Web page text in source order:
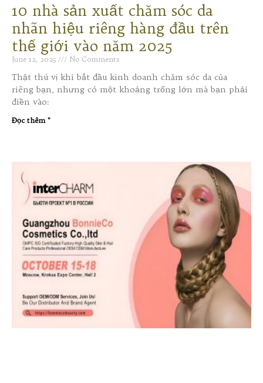
10 nhà sản xuất chăm sóc da
nhãn hiệu riêng hàng đầu trên
thế giới vào năm 2025
June 12, 2025 No Comments
Thật thú vị khi bắt đầu kinh doanh chăm sóc da của
riêng bạn, nhưng có một khoảng trống lớn mà bạn phải
điền vào:
Đọc thêm "